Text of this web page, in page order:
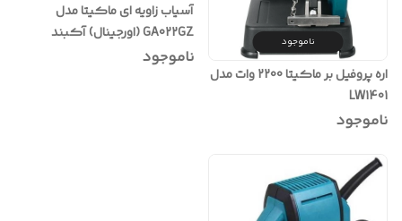
ناموجود
اره پروفیل بر ماکیتا 2200 وات مدل
LW1401
ناموجود
آسیاب زاویه ای ماکیتا مدل
GA022GZ (اورجینال) آکبند
ناموجود